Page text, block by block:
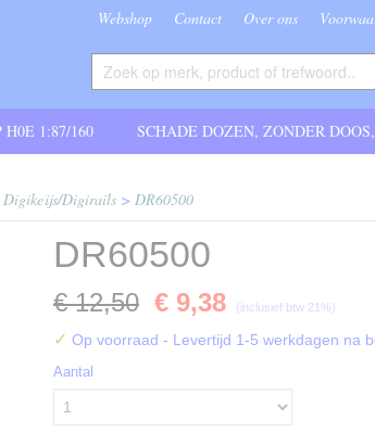
Webshop Contact Over ons
H0E 1:87/160 SCHADE DOZEN, ZONDER
Digikeijs/Digirails > DR60500
DR60500
€ 12,50 € 9,38 (inclusief btw 21%)
✓ Op voorraad - Levertijd 1-5 werkdagen na
Aantal